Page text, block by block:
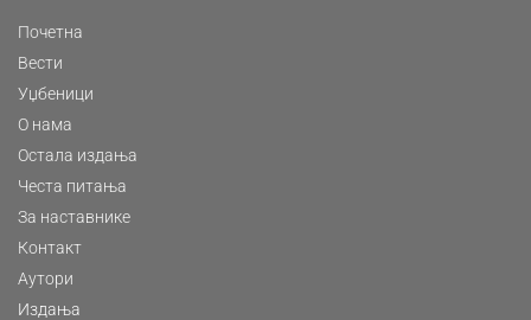
Почетна
Вести
Уџбеници
О нама
Остала издања
Честа питања
За наставнике
Контакт
Аутори
Издања